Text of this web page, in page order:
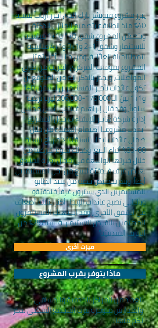
يبرز مشروع فيوتشر بارك الذي أحرز أرباحاً بنسبة
40% منذ انطلاقه بتصميم المنازل الذكيّة،
ويتضمّن المشروع شقق 0+1 و1+1 مناسبة
للاستثمار وشقق 1+2 و1+3 و1+4 مناسبة
لنمط الحياة العائلية، ومن جانب آخر يتميّز
المشروع بموقعه المركزي القريب من طرق
المواصلات، ويجدر بالذكر إنه من المتوقع أن
تكون عائدات تأجير المستثمرين للشقق 0+1
و1+1 بين الـ 176.000-206.000 ليرة تركية
سنوياً، وقد قال إبراهيم غينتش رئيس مجلس
إدارة شركة هايبر للإنشاءات حول المشروع:
"يجذب مشروعنا اهتمام العملاء من خلال
ضمان عائدات إيجار بنسبة 10% وأرباح بنسبة
60-80% أثناء البيع، وكذلك تقوم شركتنا من
خلال خبرتها الواسعة في مجال إدارة الفنادق
بعرض غرف فندقيّة للبيع من أجل المستثمرين
أيضاً، ويتم تخصيص حصة من سند الطابو
للمستثمرين الذي يشترون غرفاً فندقيّةو
وبالتالي تصبح عائدات الإيجار أكثر بثلاثة أضعاف
من الشقق الأخرى، وقد استهلك المستثمرون
المهتمين بالفرص الاستثمارية نسبة 25% من
الغرف الفندقيّة".
ماذا يتوفر بقرب المشروع
ميزت أخُرى
العديد من المراكز الخدمية والمشافي
والمدارس متوفرة قرب المجمع السكني نذكر
لكم منها :